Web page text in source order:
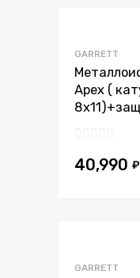
GARRETT
Apex (
40,990 ₽
GARRETT